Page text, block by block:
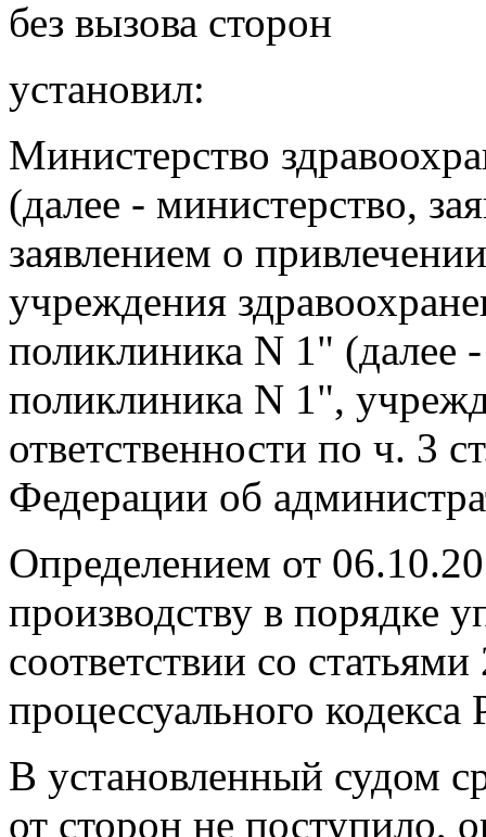
без вызова сторон
установил:
Министерство
(далее - министерство,
заявлением о
учреждения
поликлиника N 1" (далее
поликлиника N 1",
ответственности по ч. 3
Федерации об
Определением от
производству в порядке
соответствии со
процессуального
В установленный судом
от сторон не поступило,